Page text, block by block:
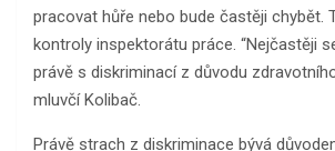
pracovat hůře nebo bude častěji chybět.
kontroly inspektorátu práce. “Nejčastěji
právě s diskriminací z důvodu
mluvčí Kolibač.
Právě strach z diskriminace bývá